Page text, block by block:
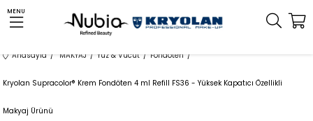
MENU
Anasayfa MAKYAJ Yüz & Vücut Fondöten
Kryolan Supracolor® Krem Fondöten 4 ml Refill FS36 - Yüksek Kapatıcı Özellikli
Makyaj Ürünü